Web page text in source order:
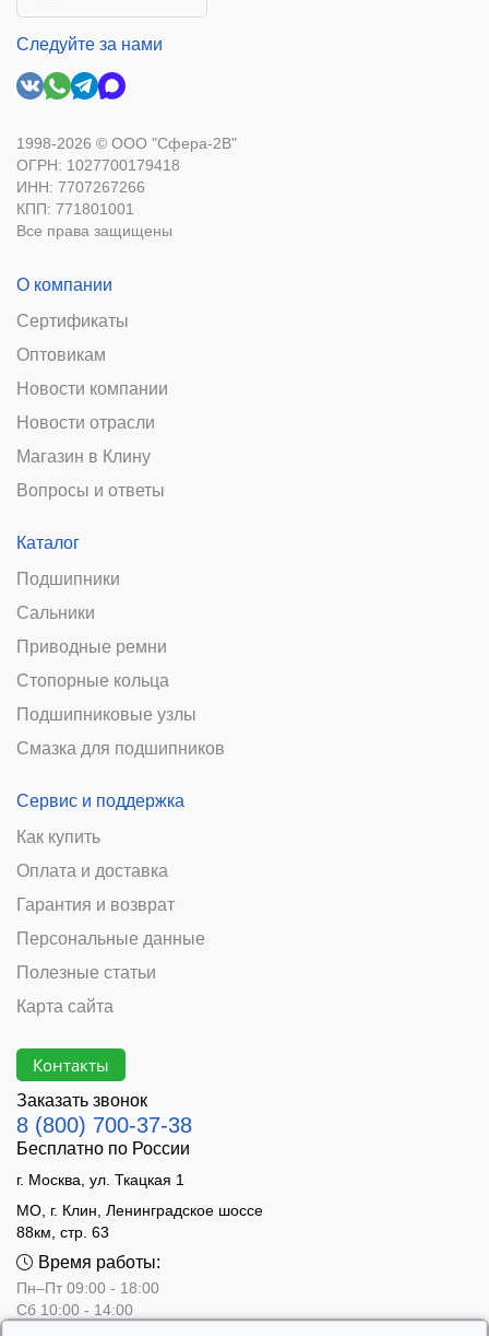
Следуйте за нами
1998-2026 © ООО "Сфера-2В"
ОГРН: 1027700179418
ИНН: 7707267266
КПП: 771801001
Все права защищены
О компании
Сертификаты
Оптовикам
Новости компании
Новости отрасли
Магазин в Клину
Вопросы и ответы
Каталог
Подшипники
Сальники
Приводные ремни
Стопорные кольца
Подшипниковые узлы
Смазка для подшипников
Сервис и поддержка
Как купить
Оплата и доставка
Гарантия и возврат
Персональные данные
Полезные статьи
Карта сайта
Контакты
Заказать звонок
8 (800) 700-37-38
Бесплатно по России
г. Москва, ул. Ткацкая 1
МО, г. Клин, Ленинградское шоссе
88км, стр. 63
Время работы:
Пн–Пт 09:00 - 18:00
Сб 10:00 - 14:00